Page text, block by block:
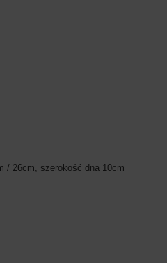
/ 26cm, szerokość dna 10cm